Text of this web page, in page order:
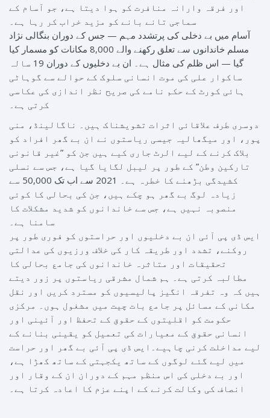
اور فرقہ وارانہ منافرت کو ہوا دیتا ہے، جو آسام کے
سماجی تانے بانے کو مزید خراب کر رہا ہے۔
آسام میں بے دخلی کی پرتشدد مہم — جس کے دوران بنگالی نژاد
مسلم خاندانوں سے تعلق رکھنے والے 8,000 مکانات کو مسمار کیا
گیا — اس ظلم کی مثال ہے۔ ان بے دخلیوں کے دوران 19 سالہ
ساکوار علی کی موت انسانی سلوک کے حوالے سے گوہاٹی
ہائی کورٹ کے حکم نامے کی صریح نظر اندازی کی عکاسی
کرتی ہے۔
دوسری طرف علاقائی اثرات تشویشناک ہیں۔ ناگالینڈ، منی
پور، اور میگھالیہ جیسی ریاستوں نے ان بے گھر افراد کو
بلاک کرنے کے لیے الرٹ جاری کیے ہیں جن کو ”غیر قانونی
تارکین وطن” کے طور پر لیبل لگایا گیا ہے، جس سے نسلی
کشیدگی بڑھنے کا خطرہ ہے۔ 2021 سے اب تک 50,000 سے
زیادہ لوگ بے گھر ہو چکے ہیں، جن کی بحالی کا کوئی
منصوبہ نہیں ہے، جس سے خاندانوں کو شدید مشکلات کا
سامنا ہے۔
ایس ڈی پی آئی ان بے دخلیوں اور حراستوں کو فوری طور پر
روکنے، تشدد اور طریقہ کار کی خلاف ورزیوں کی عدالتی
تحقیقات اور متاثرہ خاندانوں کی جامع بحالی کا
مطالبہ کرتی ہے۔ ہم شمال مشرقی ریاستوں پر زور دیتے
ہیں کہ وہ تفرقہ انگیز پالیسیوں کو مسترد کریں اور نقل
مکانی کے مسائل پر جامع بات چیت میں مشغول ہوں۔ مرکزی
حکومت کو اقلیتوں کے حقوق کے تحفظ اور آئینی اور
انسانی حقوق کے معیارات کی تعمیل کو یقینی بنانے کے
لیے مداخلت کرنی چاہیے۔ایس ڈی پی آئی بے گھر اور حراست
میں لیے گئے لوگوں کے ساتھ یکجہتی کے ساتھ کھڑا ہے،
اور بے دخلی کی اس منظم مہم کے دوران ان کے وقار اور
انصاف کی وکالت کرنے کے اپنے عزم کا اعادہ کرتا ہے۔